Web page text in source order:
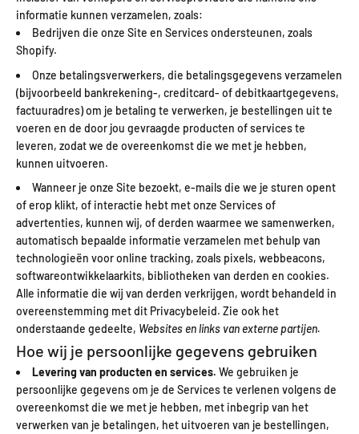
informatie kunnen verzamelen, zoals:
Bedrijven die onze Site en Services ondersteunen, zoals
Shopify.
Onze betalingsverwerkers, die betalingsgegevens verzamelen
(bijvoorbeeld bankrekening-, creditcard- of debitkaartgegevens,
factuuradres) om je betaling te verwerken, je bestellingen uit te
voeren en de door jou gevraagde producten of services te
leveren, zodat we de overeenkomst die we met je hebben,
kunnen uitvoeren.
Wanneer je onze Site bezoekt, e-mails die we je sturen opent
of erop klikt, of interactie hebt met onze Services of
advertenties, kunnen wij, of derden waarmee we samenwerken,
automatisch bepaalde informatie verzamelen met behulp van
technologieën voor online tracking, zoals pixels, webbeacons,
softwareontwikkelaarkits, bibliotheken van derden en cookies.
Alle informatie die wij van derden verkrijgen, wordt behandeld in
overeenstemming met dit Privacybeleid. Zie ook het
onderstaande gedeelte, Websites en links van externe partijen.
Hoe wij je persoonlijke gegevens gebruiken
Levering van producten en services. We gebruiken je
persoonlijke gegevens om je de Services te verlenen volgens de
overeenkomst die we met je hebben, met inbegrip van het
verwerken van je betalingen, het uitvoeren van je bestellingen,